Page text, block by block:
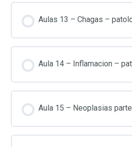
Aulas 13 – Chagas –
Aula 14 – Inflamacion –
Aula 15 – Neoplasias